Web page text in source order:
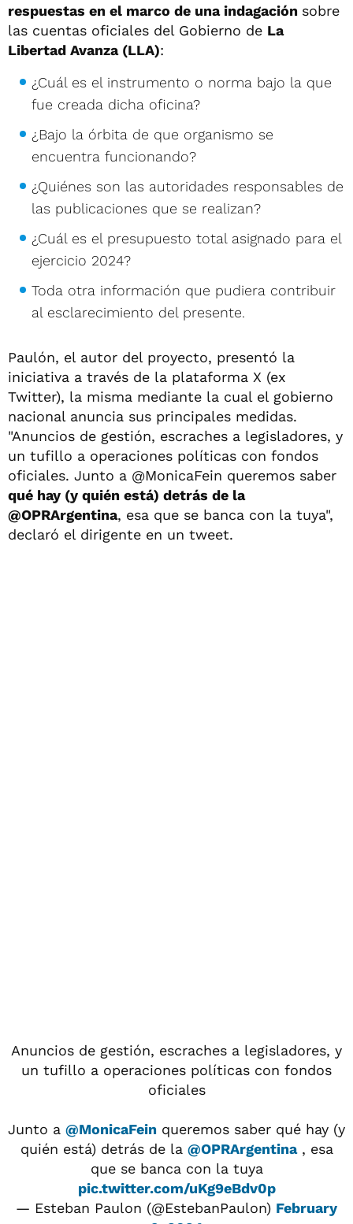
respuestas en el marco de una indagación sobre
las cuentas oficiales del Gobierno de La
Libertad Avanza (LLA):
¿Cuál es el instrumento o norma bajo la que
fue creada dicha oficina?
¿Bajo la órbita de que organismo se
encuentra funcionando?
¿Quiénes son las autoridades responsables de
las publicaciones que se realizan?
¿Cuál es el presupuesto total asignado para el
ejercicio 2024?
Toda otra información que pudiera contribuir
al esclarecimiento del presente.
Paulón, el autor del proyecto, presentó la
iniciativa a través de la plataforma X (ex
Twitter), la misma mediante la cual el gobierno
nacional anuncia sus principales medidas.
"Anuncios de gestión, escraches a legisladores, y
un tufillo a operaciones políticas con fondos
oficiales. Junto a @MonicaFein queremos saber
qué hay (y quién está) detrás de la
@OPRArgentina, esa que se banca con la tuya",
declaró el dirigente en un tweet.
Anuncios de gestión, escraches a legisladores, y
un tufillo a operaciones políticas con fondos
oficiales
Junto a @MonicaFein queremos saber qué hay (y
quién está) detrás de la @OPRArgentina, esa
que se banca con la tuya
pic.twitter.com/uKg9eBdv0p
— Esteban Paulon (@EstebanPaulon) February